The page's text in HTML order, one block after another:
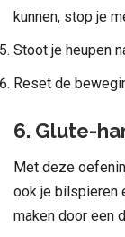
kunnen, stop je
Stoot je heupen
Reset de
6. Glute-
Met deze
ook je bilspieren
maken door een